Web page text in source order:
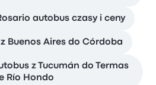
autobus czasy i ceny
Buenos Aires do Córdoba
z Tucumán do Termas
Río Hondo